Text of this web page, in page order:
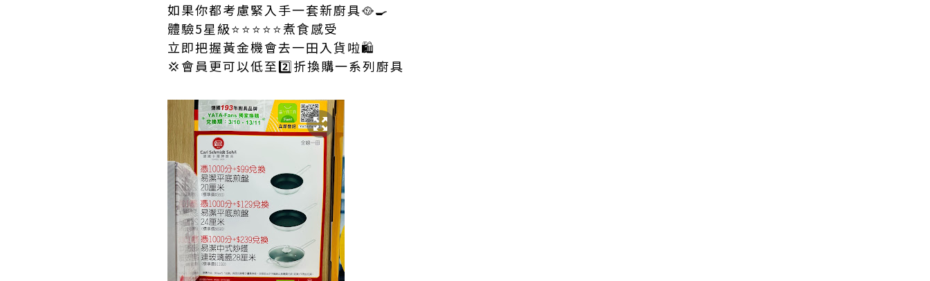
如果你都考慮緊入手一套新廚具🥘🍳
體驗5星級⭐️⭐️⭐️⭐️⭐️煮食感受
立即把握黃金機會去一田入貨啦🛍
💢會員更可以低至2️⃣折換購一系列廚具